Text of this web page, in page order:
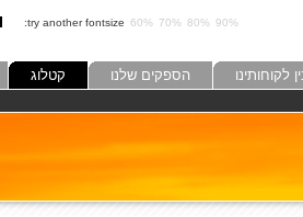
try another fontsize: 60% 70% 80% 90%
קטלוג הספקים שלנו